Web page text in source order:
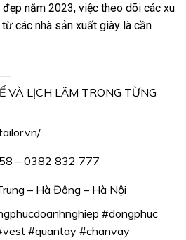
năm 2023, việc theo dõi các xu
các nhà sản xuất giày là cần
VÀ LỊCH LÃM TRONG TỪNG
– 0382 832 777
– Hà Đông – Hà Nội
#dongphuc
#quantay #chanvay